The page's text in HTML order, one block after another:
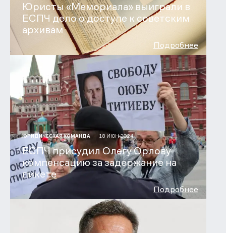
Юристы «Мемориала» выиграли в
ЕСПЧ дело о доступе к советским
архивам
Подробнее
ЮРИДИЧЕСКАЯ КОМАНДА 18 ИЮН 2024
ЕСПЧ присудил Олегу Орлову
компенсацию за задержание на
пикете
Подробнее